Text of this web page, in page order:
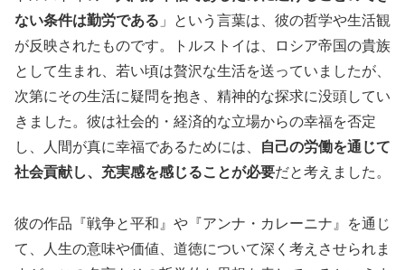
ない条件は勤労である 」という言葉は、彼の哲学や生活観
が反映されたものです。トルストイは、ロシア帝国の貴族
として生まれ、若い頃は贅沢な生活を送っていましたが、
次第にその生活に疑問を抱き、精神的な探求に没頭してい
きました。彼は社会的・経済的な立場からの幸福を否定
し、人間が真に幸福であるためには、
自己の労働を通じて
社会貢献し、充実感を感じることが必要だと考えました。
彼の作品『戦争と平和』や『アンナ・カレーニナ』を通じ
て、人生の意味や価値、道徳について深く考えさせられま